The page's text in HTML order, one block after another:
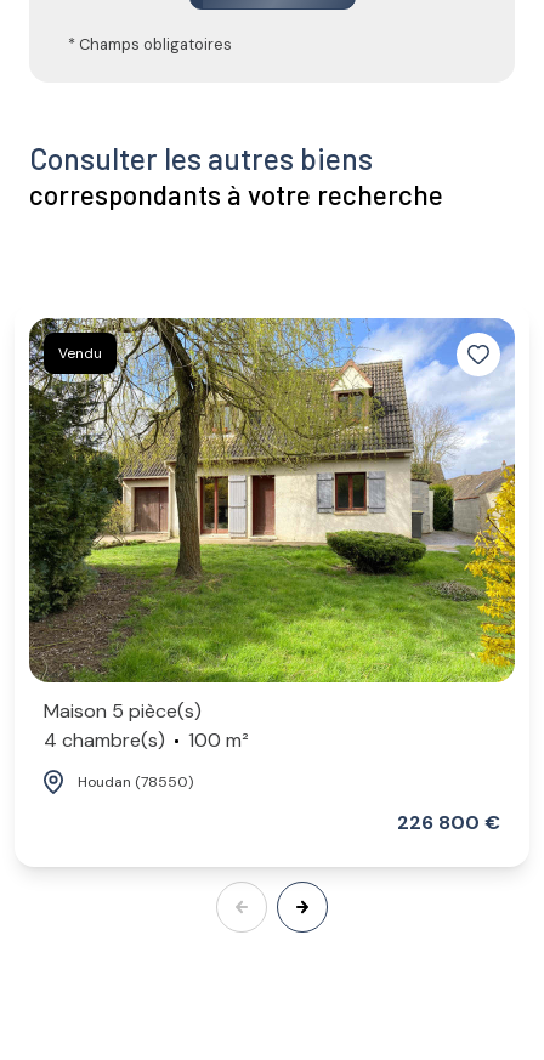
* Champs obligatoires
Consulter les autres biens
correspondants à votre recherche
Vendu
Maison 5 pièce(s)
4 chambre(s)
100 m²
Houdan (78550)
226 800 €